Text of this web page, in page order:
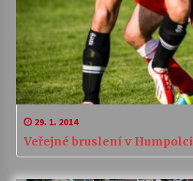
29. 1. 2014
Veřejné bruslení v Humpolci